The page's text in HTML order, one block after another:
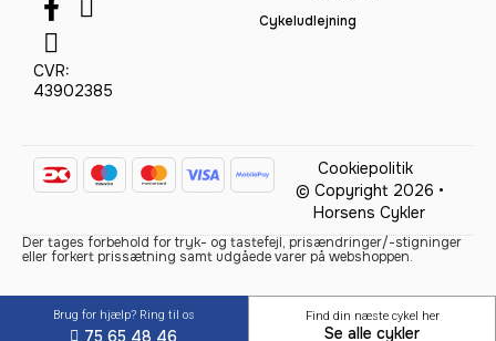
CVR:
43902385
Cykeludlejning
Cookiepolitik
© Copyright 2026 •
Horsens Cykler
Der tages forbehold for tryk- og tastefejl, prisændringer/-stigninger
eller forkert prissætning samt udgåede varer på webshoppen.
Brug for hjælp? Ring til os
75 65 48 46
Find din næste cykel her
Se alle cykler